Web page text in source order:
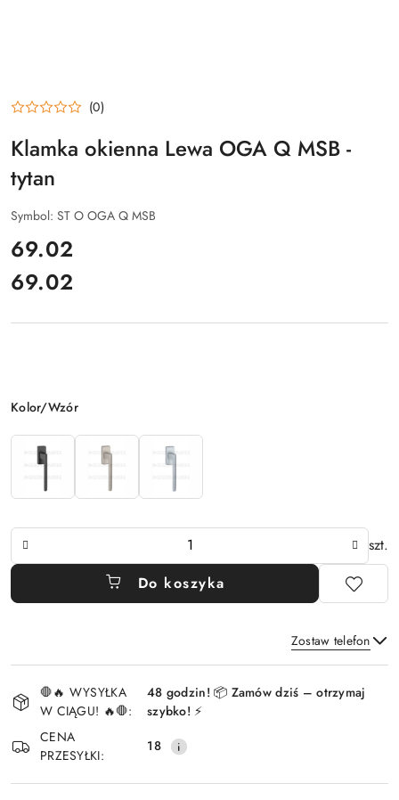
(0)
Klamka okienna Lewa OGA Q MSB -
tytan
Symbol: ST O OGA Q MSB
cena:
69.02
Cena:
69.02
Wariant
Kolor/Wzór
Ilość
szt.
Do koszyka
Zostaw telefon
Wyślij
Dostępność
i
dostawa
🛑🔥 WYSYŁKA
W CIĄGU! 🔥🛑:
48 godzin! 📦 Zamów dziś – otrzymaj
szybko! ⚡
CENA
PRZESYŁKI:
18